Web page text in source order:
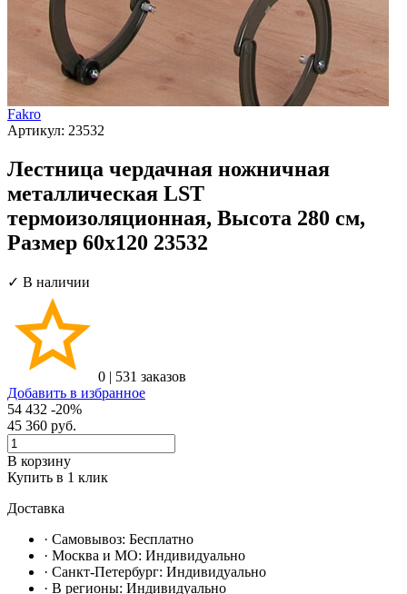
Fakro
Артикул: 23532
Лестница чердачная ножничная
металлическая LST
термоизоляционная, Высота 280 см,
Размер 60х120 23532
✓ В наличии
0 | 531 заказов
Добавить в избранное
54 432 -20%
45 360 руб.
В корзину
Купить в 1 клик
Доставка
· Самовывоз: Бесплатно
· Москвa и МО: Индивидуально
· Санкт-Петербург: Индивидуально
· В регионы: Индивидуально